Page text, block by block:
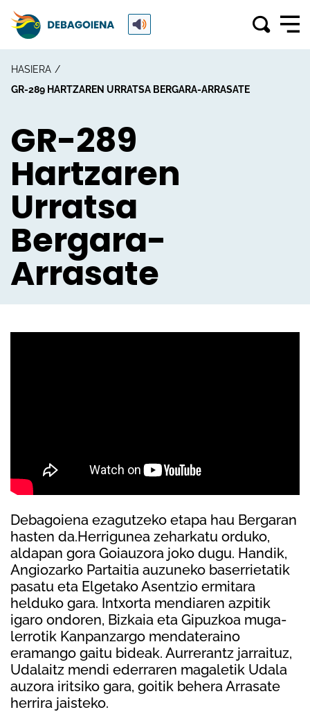
HASIERA
GR-289 HARTZAREN URRATSA BERGARA-ARRASATE
GR-289
Hartzaren
Urratsa
Bergara-
Arrasate
Debagoiena ezagutzeko etapa hau Bergaran
hasten da.Herrigunea zeharkatu orduko,
aldapan gora Goiauzora joko dugu. Handik,
Angiozarko Partaitia auzuneko baserrietatik
pasatu eta Elgetako Asentzio ermitara
helduko gara. Intxorta mendiaren azpitik
igaro ondoren, Bizkaia eta Gipuzkoa muga-
lerrotik Kanpanzargo mendateraino
eramango gaitu bideak. Aurrerantz jarraituz,
Udalaitz mendi ederraren magaletik Udala
auzora iritsiko gara, goitik behera Arrasate
herrira jaisteko.